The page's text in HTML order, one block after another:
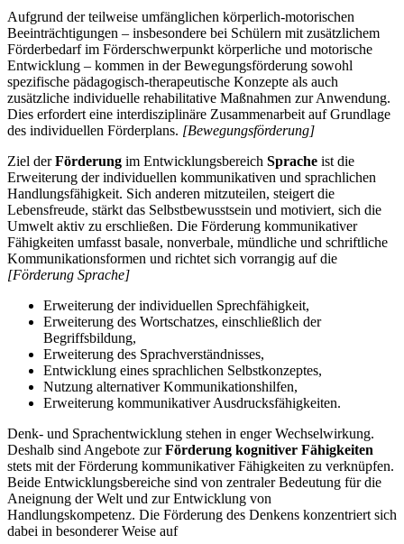
Aufgrund der teilweise umfänglichen körperlich-motorischen
Beeinträchtigungen – insbesondere bei Schülern mit zusätzlichem
Förderbedarf im Förderschwerpunkt körperliche und motorische
Entwicklung – kommen in der Bewegungsförderung sowohl
spezifische pädagogisch-therapeutische Konzepte als auch
zusätzliche individuelle rehabilitative Maßnahmen zur Anwendung.
Dies erfordert eine interdisziplinäre Zusammenarbeit auf Grundlage
des individuellen Förderplans. [Bewegungsförderung]
Ziel derFörderung im Entwicklungsbereich Sprache ist die
Erweiterung der individuellen kommunikativen und sprachlichen
Handlungsfähigkeit. Sich anderen mitzuteilen, steigert die
Lebensfreude, stärkt das Selbstbewusstsein und motiviert, sich die
Umwelt aktiv zu erschließen. Die Förderung kommunikativer
Fähigkeiten umfasst basale, nonverbale, mündliche und schriftliche
Kommunikationsformen und richtet sich vorrangig auf die
[Förderung Sprache]
Erweiterung der individuellen Sprechfähigkeit,
Erweiterung des Wortschatzes, einschließlich der
Begriffsbildung,
Erweiterung des Sprachverständnisses,
Entwicklung eines sprachlichen Selbstkonzeptes,
Nutzung alternativer Kommunikationshilfen,
Erweiterung kommunikativer Ausdrucksfähigkeiten.
Denk- und Sprachentwicklung stehen in enger Wechselwirkung.
Deshalb sind Angebote zurFörderung kognitiver Fähigkeiten
stets mit der Förderung kommunikativer Fähigkeiten zu verknüpfen.
Beide Entwicklungsbereiche sind von zentraler Bedeutung für die
Aneignung der Welt und zur Entwicklung von
Handlungskompetenz. Die Förderung des Denkens konzentriert sich
dabei in besonderer Weise auf